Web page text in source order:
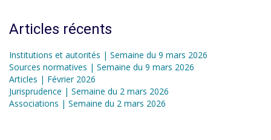
Articles récents
Institutions et autorités | Semaine du 9 mars 2026
Sources normatives | Semaine du 9 mars 2026
Articles | Février 2026
Jurisprudence | Semaine du 2 mars 2026
Associations | Semaine du 2 mars 2026